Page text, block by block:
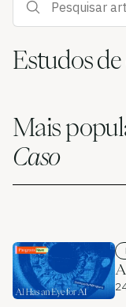
Verificador de
Detecção
Empresa
Blog
Estudos de
Mais
Caso